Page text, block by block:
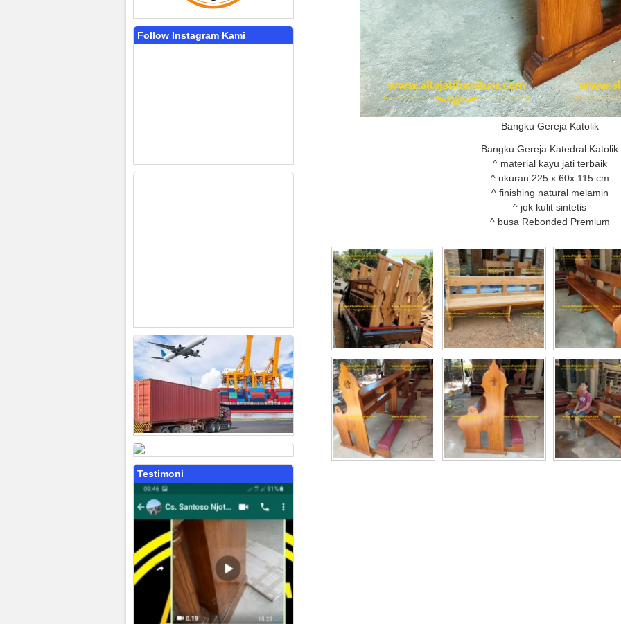
Bangku Gereja Katolik
Bangku Gereja Katedral Katolik
^ material kayu jati terbaik
^ ukuran 225 x 60x 115 cm
^ finishing natural melamin
^ jok kulit sintetis
^ busa Rebonded Premium
Follow Instagram Kami
Testimoni